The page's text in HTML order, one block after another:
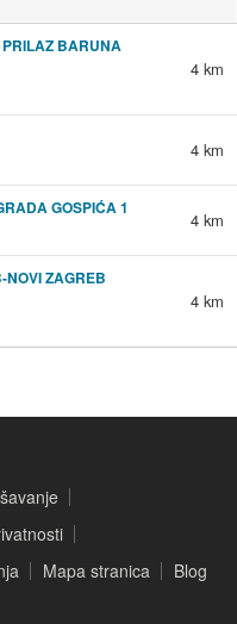
BARUNA
4 km
4 km
GOSPIĆA 1
4 km
NOVI ZAGREB
4 km
Mapa stranica Blog